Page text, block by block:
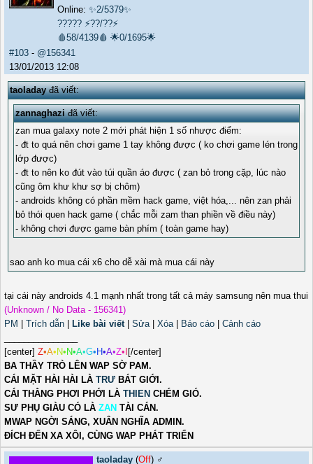
Online: ✨2/5379✨
????? ⚡??/??⚡
🩸58/4139🩸 🌟0/1695🌟
#103 - @156341
13/01/2013 12:08
taoladayđã viết:
zannaghaziđã viết:
zan mua galaxy note 2 mới phát hiện 1 số nhược điểm:
- đt to quá nên chơi game 1 tay không được ( ko chơi game lén trong
lớp được)
- đt to nên ko đút vào túi quần áo được ( zan bỏ trong cặp, lúc nào
cũng ôm khư khư sợ bị chôm)
- androids không có phần mềm hack game, việt hóa,... nên zan phải
bỏ thói quen hack game ( chắc mỗi zam than phiền về điều này)
- không chơi được game bàn phím ( toàn game hay)
sao anh ko mua cái x6 cho dễ xài mà mua cái này
tại cái này androids 4.1 mạnh nhất trong tất cả máy samsung nên mua thui
(Unknown / No Data - 156341)
PM
Trích dẫn Like bài viết| Sửa| Xóa| Báo cáo
Cảnh cáo
[center] Z•A• N• N•A•G• H•A•Z• [/center]
BA THẦY TRÒ LÊN WAP SỜ PAM.
CÁI MẶT HÀI HÀI LÀ TRƯ BÁT GIỚI.
CÁI THẰNG PHƠI PHỚI LÀ THIEN CHÉM GIÓ.
SƯ PHỤ GIÀU CÓ LÀ ZAN TÀI CÁN.
MWAP NGỜI SÁNG, XUÂN NGHĨA ADMIN.
ĐÍCH ĐẾN XA XÔI, CÙNG WAP PHÁT TRIỂN
taoladay (Off) ♂️